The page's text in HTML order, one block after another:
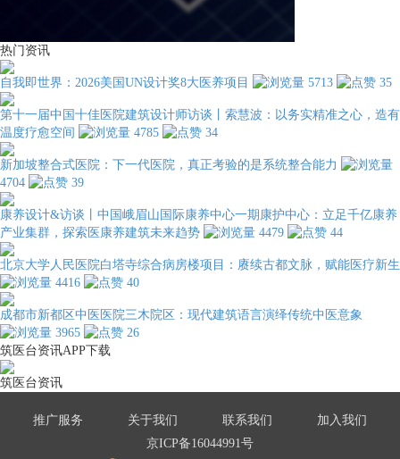
热门资讯
自我即世界：2026美国UN设计奖8大医养项目 5713 35
第十一届中国十佳医院建筑设计师访谈丨索慧波：以务实精准之心，造有
温度疗愈空间
4785 34
新加坡整合式医院：下一代医院，真正考验的是系统整合能力
4704
39
康养设计&访谈丨中国峨眉山国际康养中心一期康护中心：立足千亿康养
产业集群，探索医康养建筑未来趋势
4479 44
北京大学人民医院白塔寺综合病房楼项目：赓续古都文脉，赋能医疗新生
4416
40
成都市新都区中医医院三木院区：现代建筑语言演绎传统中医意象
3965
26
筑医台资讯APP下载
筑医台资讯
推广服务 关于我们 联系我们
加入我们
京ICP备16044991号